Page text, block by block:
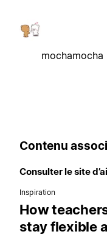
mochamocha
Contenu
Consulter le site
Inspiration
How
stay flexible